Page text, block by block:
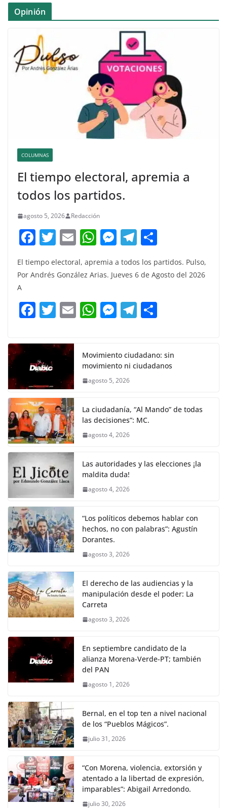
Opinión
COLUMNAS
El tiempo electoral, apremia a
todos los partidos.
agosto 5, 2026 Redacción
F
c
b
o
k
T
w
itt
E
m
ai
W
at
A
p
M
ss
n
g
T
el
e
a
m
m
p
El tiempo electoral, apremia a todos los partidos. Pulso,
Por Andrés González Arias. Jueves 6 de Agosto del 2026
A
F
c
e
b
o
o
k
T
itt
er
E W
s
A
p
M
e
n
er
T
gr
a
p
ar
Movimiento ciudadano: sin
movimiento ni ciudadanos
agosto 5, 2026
La ciudadanía, “Al Mando” de todas
las decisiones”: MC.
agosto 4, 2026
Las autoridades y las elecciones ¡la
maldita duda!
agosto 4, 2026
“Los políticos debemos hablar con
hechos, no con palabras”: Agustín
Dorantes.
agosto 3, 2026
El derecho de las audiencias y la
manipulación desde el poder: La
Carreta
agosto 3, 2026
En septiembre candidato de la
alianza Morena-Verde-PT; también
del PAN
agosto 1, 2026
Bernal, en el top ten a nivel nacional
de los “Pueblos Mágicos”.
julio 31, 2026
“Con Morena, violencia, extorsión y
atentado a la libertad de expresión,
imparables”: Abigail Arredondo.
julio 30, 2026